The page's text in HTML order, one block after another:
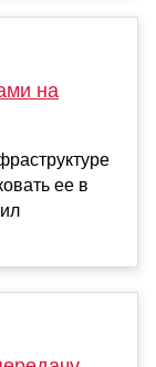
на
ее в